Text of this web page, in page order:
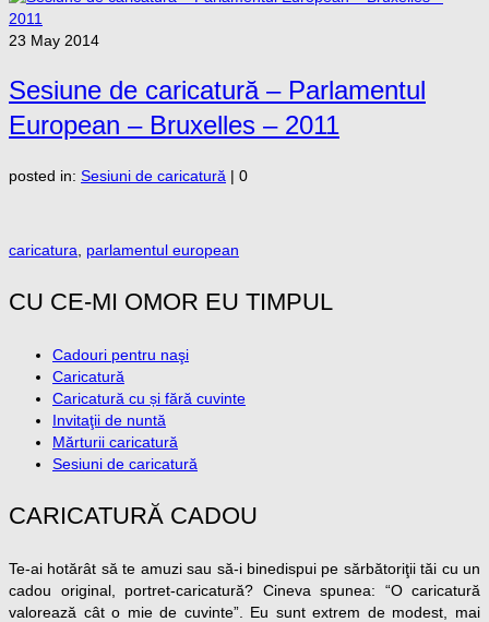
23 May 2014
Sesiune de caricatură – Parlamentul
European – Bruxelles – 2011
posted in: Sesiuni de caricatură | 0
caricatura parlamentul european
CU CE-MI OMOR EU TIMPUL
Cadouri pentru naşi
Caricatură
Caricatură cu și fără cuvinte
Invitaţii de nuntă
Mărturii caricatură
Sesiuni de caricatură
CARICATURĂ CADOU
Te-ai hotărât să te amuzi sau să-i binedispui pe sărbătoriţii tăi cu un
cadou original, portret-caricatură? Cineva spunea: “O caricatură
valorează cât o mie de cuvinte”. Eu sunt extrem de modest, mai